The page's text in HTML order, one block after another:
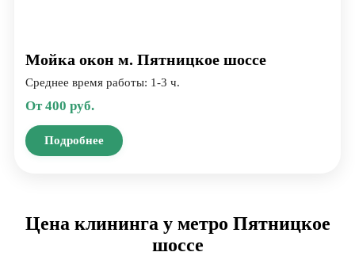
Мойка окон м. Пятницкое шоссе
Среднее время работы: 1-3 ч.
От 400 руб.
Подробнее
Цена клининга у метро Пятницкое
шоссе